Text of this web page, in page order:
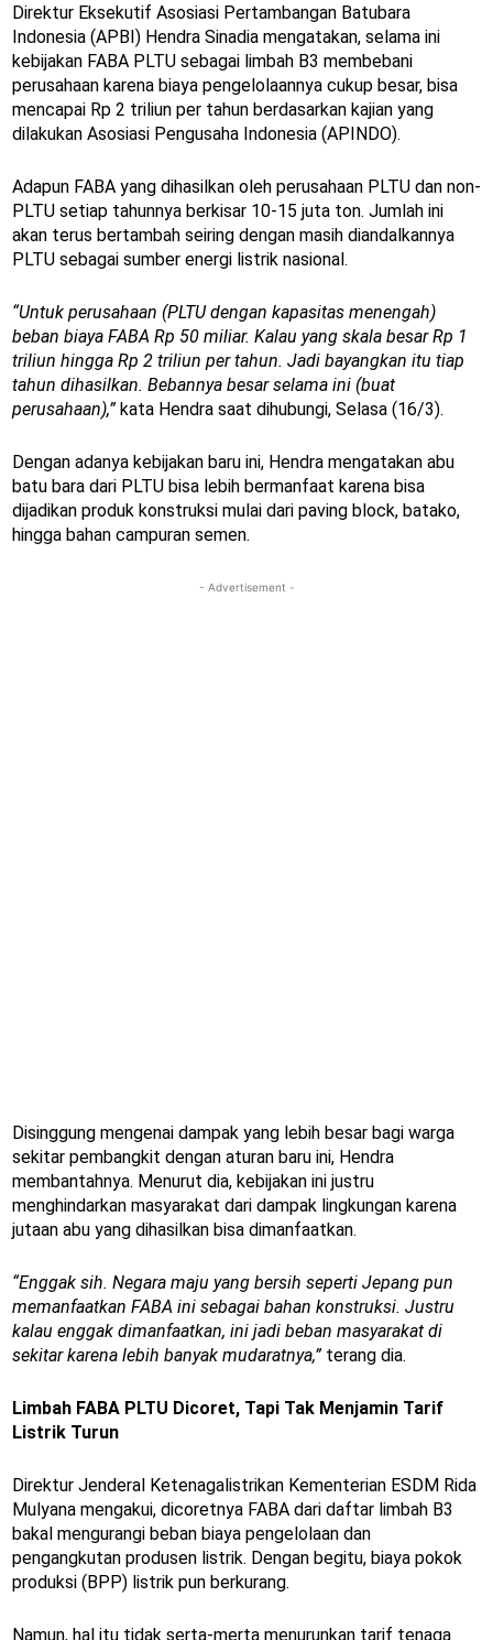
Direktur Eksekutif Asosiasi Pertambangan Batubara
Indonesia (APBI) Hendra Sinadia mengatakan, selama ini
kebijakan FABA PLTU sebagai limbah B3 membebani
perusahaan karena biaya pengelolaannya cukup besar, bisa
mencapai Rp 2 triliun per tahun berdasarkan kajian yang
dilakukan Asosiasi Pengusaha Indonesia (APINDO).
Adapun FABA yang dihasilkan oleh perusahaan PLTU dan non-
PLTU setiap tahunnya berkisar 10-15 juta ton. Jumlah ini
akan terus bertambah seiring dengan masih diandalkannya
PLTU sebagai sumber energi listrik nasional.
“Untuk perusahaan (PLTU dengan kapasitas menengah)
beban biaya FABA Rp 50 miliar. Kalau yang skala besar Rp 1
triliun hingga Rp 2 triliun per tahun. Jadi bayangkan itu tiap
tahun dihasilkan. Bebannya besar selama ini (buat
perusahaan),”kata Hendra saat dihubungi, Selasa (16/3).
Dengan adanya kebijakan baru ini, Hendra mengatakan abu
batu bara dari PLTU bisa lebih bermanfaat karena bisa
dijadikan produk konstruksi mulai dari paving block, batako,
hingga bahan campuran semen.
- Advertisement -
Disinggung mengenai dampak yang lebih besar bagi warga
sekitar pembangkit dengan aturan baru ini, Hendra
membantahnya. Menurut dia, kebijakan ini justru
menghindarkan masyarakat dari dampak lingkungan karena
jutaan abu yang dihasilkan bisa dimanfaatkan.
“Enggak sih. Negara maju yang bersih seperti Jepang pun
memanfaatkan FABA ini sebagai bahan konstruksi. Justru
kalau enggak dimanfaatkan, ini jadi beban masyarakat di
sekitar karena lebih banyak mudaratnya,”terang dia.
Limbah FABA PLTU Dicoret, Tapi Tak Menjamin Tarif
Listrik Turun
Direktur Jenderal Ketenagalistrikan Kementerian ESDM Rida
Mulyana mengakui, dicoretnya FABA dari daftar limbah B3
bakal mengurangi beban biaya pengelolaan dan
pengangkutan produsen listrik. Dengan begitu, biaya pokok
produksi (BPP) listrik pun berkurang.
Namun, hal itu tidak serta-merta menurunkan tarif tenaga